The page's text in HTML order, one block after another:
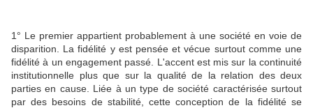
1° Le premier appartient probablement à une société en voie de
disparition. La fidélité y est pensée et vécue surtout comme une
fidélité à un engagement passé. L'accent est mis sur la continuité
institutionnelle plus que sur la qualité de la relation des deux
parties en cause. Liée à un type de société caractérisée surtout
par des besoins de stabilité, cette conception de la fidélité se